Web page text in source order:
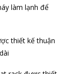
làm lạnh để
thiết kế thuận